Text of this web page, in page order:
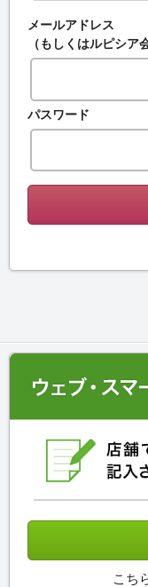
メールアドレス
（もしくはルピシア
パスワード
こち